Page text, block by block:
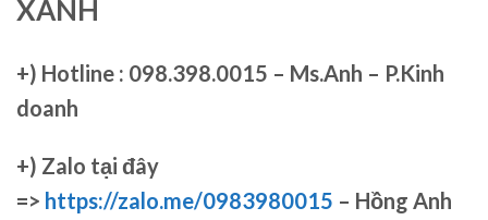
XANH
+) Hotline : 098.398.0015 – Ms.Anh – P.Kinh
doanh
+) Zalo tại đây
=> https://zalo.me/0983980015 – Hồng Anh